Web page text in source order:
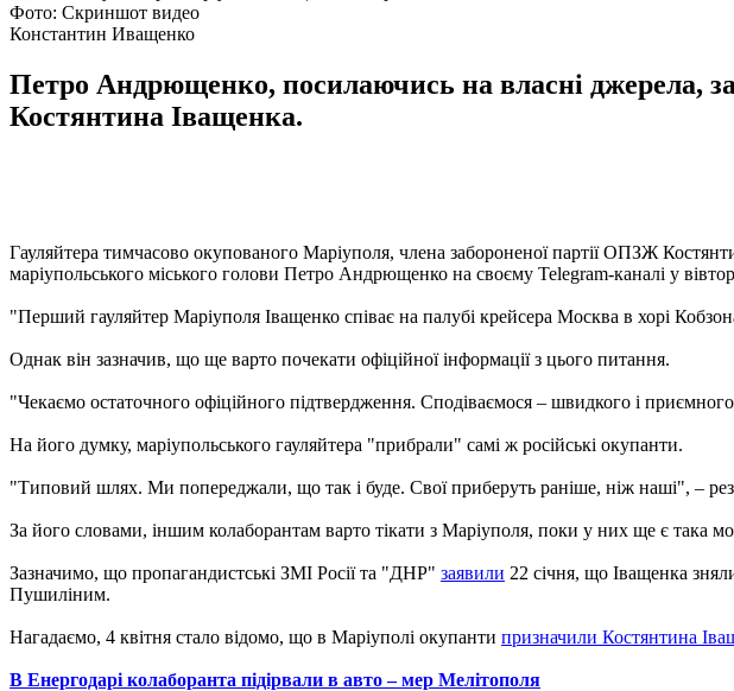
Фото: Скриншот видео
Константин Иващенко
Петро Андрющенко, посилаючись на власні джерела,
Костянтина Іващенка.
Гауляйтера тимчасово окупованого Маріуполя, члена забороненої партії ОПЗЖ
маріупольського міського голови Петро Андрющенко на своєму Telegram-каналі у
"Перший гауляйтер Маріуполя Іващенко співає на палубі крейсера Москва в хорі
Однак він зазначив, що ще варто почекати офіційної інформації з цього питання.
"Чекаємо остаточного офіційного підтвердження. Сподіваємося – швидкого і
На його думку, маріупольського гауляйтера "прибрали" самі ж російські окупанти.
"Типовий шлях. Ми попереджали, що так і буде. Свої приберуть раніше, ніж наші", –
За його словами, іншим колаборантам варто тікати з Маріуполя, поки у них ще є така
Зазначимо, що пропагандистські ЗМІ Росії та "ДНР" заявили 22 січня, що Іващенка
Пушиліним.
Нагадаємо, 4 квітня стало відомо, що в Маріуполі окупанти призначили Костянтина
В Енергодарі колаборанта підірвали в авто – мер Мелітополя